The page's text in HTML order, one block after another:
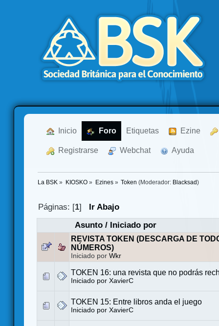
Inicio Foro Etiquetas Ezine
Registrarse Webchat Ayuda
La BSK » KIOSKO» Ezines» Token (Moderador: Blacksad )
Páginas: [1]
Ir Abajo
Asunto/ Iniciado por
REVISTA TOKEN (DESCARGA DE
NÚMEROS)
Iniciado por Wkr
TOKEN 16: una revista que no podrás
Iniciado por XavierC
TOKEN 15: Entre libros anda el juego
Iniciado por XavierC